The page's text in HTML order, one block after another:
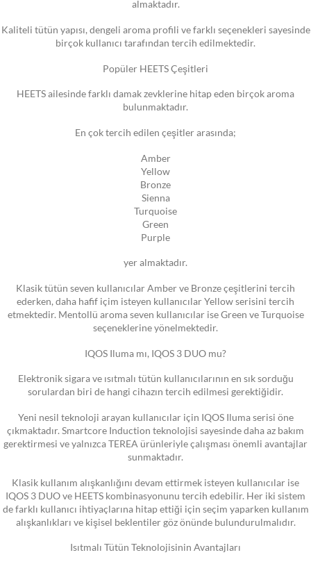
almaktadır.
Kaliteli tütün yapısı, dengeli aroma profili ve farklı seçenekleri sayesinde
birçok kullanıcı tarafından tercih edilmektedir.
Popüler HEETS Çeşitleri
HEETS ailesinde farklı damak zevklerine hitap eden birçok aroma
bulunmaktadır.
En çok tercih edilen çeşitler arasında;
Amber
Yellow
Bronze
Sienna
Turquoise
Green
Purple
yer almaktadır.
Klasik tütün seven kullanıcılar Amber ve Bronze çeşitlerini tercih
ederken, daha hafif içim isteyen kullanıcılar Yellow serisini tercih
etmektedir. Mentollü aroma seven kullanıcılar ise Green ve Turquoise
seçeneklerine yönelmektedir.
IQOS Iluma mı, IQOS 3 DUO mu?
Elektronik sigara ve ısıtmalı tütün kullanıcılarının en sık sorduğu
sorulardan biri de hangi cihazın tercih edilmesi gerektiğidir.
Yeni nesil teknoloji arayan kullanıcılar için IQOS Iluma serisi öne
çıkmaktadır. Smartcore Induction teknolojisi sayesinde daha az bakım
gerektirmesi ve yalnızca TEREA ürünleriyle çalışması önemli avantajlar
sunmaktadır.
Klasik kullanım alışkanlığını devam ettirmek isteyen kullanıcılar ise
IQOS 3 DUO ve HEETS kombinasyonunu tercih edebilir. Her iki sistem
de farklı kullanıcı ihtiyaçlarına hitap ettiği için seçim yaparken kullanım
alışkanlıkları ve kişisel beklentiler göz önünde bulundurulmalıdır.
Isıtmalı Tütün Teknolojisinin Avantajları